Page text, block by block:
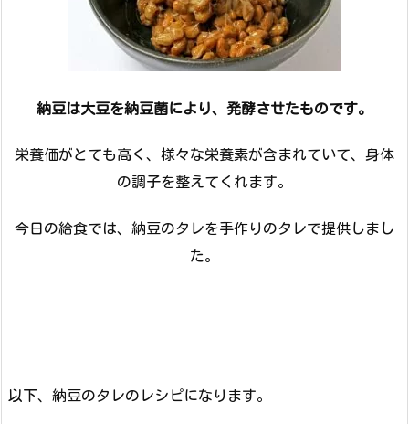
納豆は大豆を納豆菌により、 発酵させたものです。
栄養価がとても高く、様々な栄養素が含まれていて、身体
の調子を整えてくれます。
今日の給食では、納豆のタレを手作りのタレで提供しまし
た。
以下、納豆のタレのレシピになります。